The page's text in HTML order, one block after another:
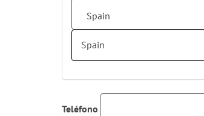
Spain
Spain
Teléfono